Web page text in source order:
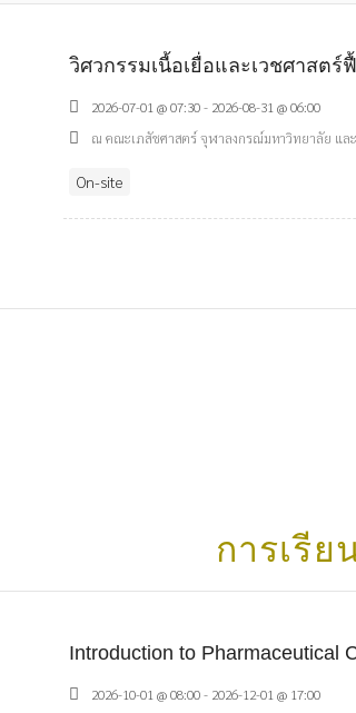
วิศวกรรมเนื้อเยื่อและเวชศาสตร์
2026-07-01 @ 07:30 - 2026-08-31 @ 06:00
ณ คณะเภสัชศาสตร์ จุฬาลงกรณ์มหาวิทยาลัย แล
On-site
การเรี
Introduction to Pharmaceutical
2026-10-01 @ 08:00 - 2026-12-01 @ 17:00